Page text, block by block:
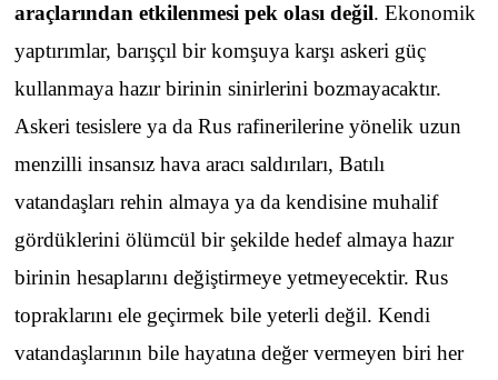
araçlarından etkilenmesi pek olası değil. Ekonomik
yaptırımlar, barışçıl bir komşuya karşı askeri güç
kullanmaya hazır birinin sinirlerini bozmayacaktır.
Askeri tesislere ya da Rus rafinerilerine yönelik uzun
menzilli insansız hava aracı saldırıları, Batılı
vatandaşları rehin almaya ya da kendisine muhalif
gördüklerini ölümcül bir şekilde hedef almaya hazır
birinin hesaplarını değiştirmeye yetmeyecektir. Rus
topraklarını ele geçirmek bile yeterli değil. Kendi
vatandaşlarının bile hayatına değer vermeyen biri her